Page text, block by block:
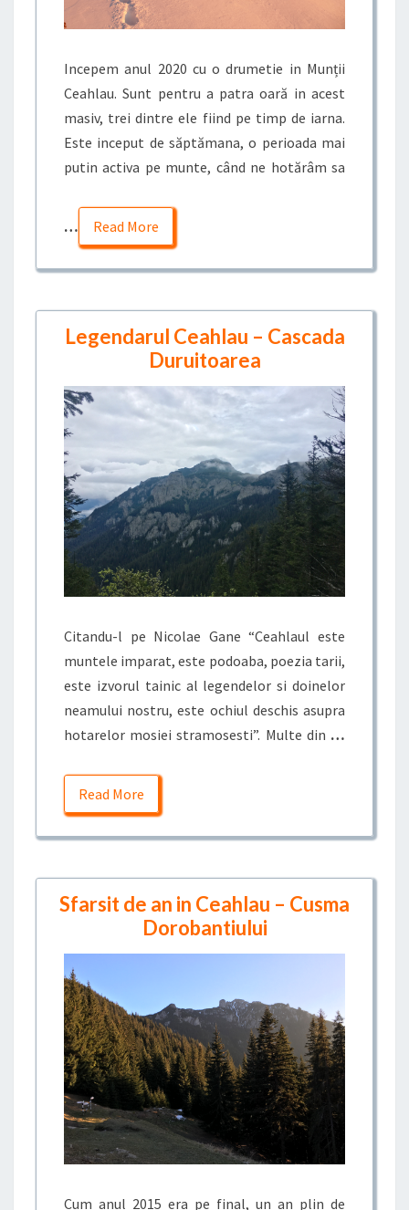
Incepem anul 2020 cu o drumetie in Munții
Ceahlau. Sunt pentru a patra oară in acest
masiv, trei dintre ele fiind pe timp de iarna.
Este inceput de săptămana, o perioada mai
putin activa pe munte, când ne hotărâm sa
… Read More
Legendarul Ceahlau – Cascada
Duruitoarea
Citandu-l pe Nicolae Gane “Ceahlaul este
muntele imparat, este podoaba, poezia tarii,
este izvorul tainic al legendelor si doinelor
neamului nostru, este ochiul deschis asupra
hotarelor mosiei stramosesti”. Multe din …
Read More
Sfarsit de an in Ceahlau – Cusma
Dorobantiului
Cum anul 2015 era pe final, un an plin de